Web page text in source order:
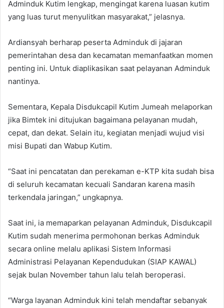
Adminduk Kutim lengkap, mengingat karena luasan kutim
yang luas turut menyulitkan masyarakat,” jelasnya.
Ardiansyah berharap peserta Adminduk di jajaran
pemerintahan desa dan kecamatan memanfaatkan momen
penting ini. Untuk diaplikasikan saat pelayanan Adminduk
nantinya.
Sementara, Kepala Disdukcapil Kutim Jumeah melaporkan
jika Bimtek ini ditujukan bagaimana pelayanan mudah,
cepat, dan dekat. Selain itu, kegiatan menjadi wujud visi
misi Bupati dan Wabup Kutim.
“Saat ini pencatatan dan perekaman e-KTP kita sudah bisa
di seluruh kecamatan kecuali Sandaran karena masih
terkendala jaringan,” ungkapnya.
Saat ini, ia memaparkan pelayanan Adminduk, Disdukcapil
Kutim sudah menerima permohonan berkas Adminduk
secara online melalu aplikasi Sistem Informasi
Administrasi Pelayanan Kependudukan (SIAP KAWAL)
sejak bulan November tahun lalu telah beroperasi.
“Warga layanan Adminduk kini telah mendaftar sebanyak